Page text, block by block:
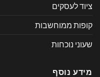
ציוד לעסקים
קופות ממוחשבות
שעוני נוכחות
מידע נוסף